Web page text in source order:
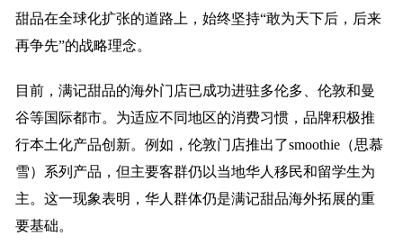
甜品在全球化扩张的道路上，始终坚持“敢为天下后，后来
再争先”的战略理念。
目前，满记甜品的海外门店已成功进驻多伦多、伦敦和曼
谷等国际都市。为适应不同地区的消费习惯，品牌积极推
行本土化产品创新。例如，伦敦门店推出了smoothie（思慕
雪）系列产品，但主要客群仍以当地华人移民和留学生为
主。这一现象表明，华人群体仍是满记甜品海外拓展的重
要基础。